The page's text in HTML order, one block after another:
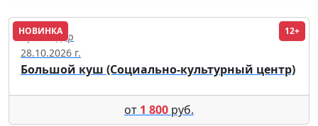
НОВИНКА 12+
Краснодар
28.10.2026 г.
Большой куш (Социально-культурный центр)
от 1 800 руб.